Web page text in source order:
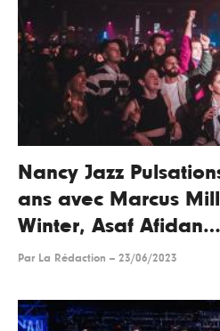
Nancy Jazz
ans avec Marcus
Winter, Asaf Afidan…
Par La Rédaction -- 23/06/2023